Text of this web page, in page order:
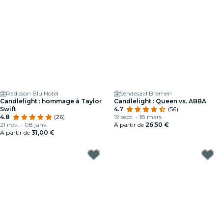
Radisson Blu Hotel
Candlelight : hommage à Taylor
Swift
4.8
(26)
21 nov. - 08 janv.
À partir de 31,00 €
Sendesaal Bremen
Candlelight : Queen vs. ABBA
4.7
(56)
19 sept. - 18 mars
À partir de 26,50 €